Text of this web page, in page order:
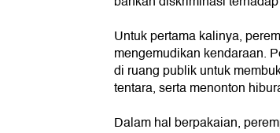
Untuk pertama kalinya,
mengemudikan kendaraan.
di ruang publik untuk
tentara, serta menonton
Dalam hal berpakaian,